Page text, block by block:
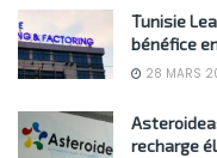
Tunisie
bénéfice
28 MARS
recharge